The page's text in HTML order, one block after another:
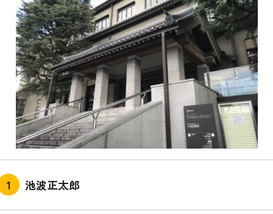
池波正太郎